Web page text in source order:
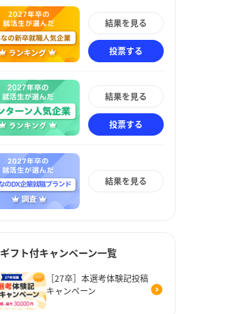
結果を見る
投票する
結果を見る
投票する
結果を見る
ギフト付キャンペーン一覧
［27卒］本選考体験記投稿
キャンペーン